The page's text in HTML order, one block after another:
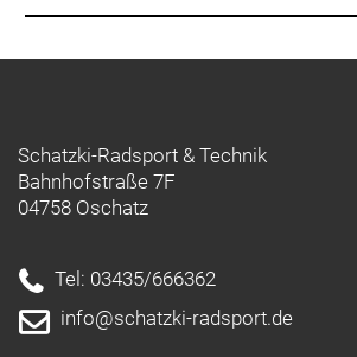
Fertigung zu entfernen und durch
Aluminium zu ersetzen, das unter
erneuerbarer Energien hergestellt
hergestellten Alu-Fahrräder –
Modells – umgestellt, was zu einer
Verringerung unseres CO2-
Schatzki-Radsport & Technik
Bahnhofstraße 7F
04758 Oschatz
Tel: 03435/666362
info@schatzki-radsport.de